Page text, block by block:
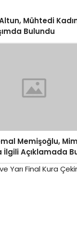
Mühtedi
Bulundu
Memişoğlu,
İlgili Açıklamada